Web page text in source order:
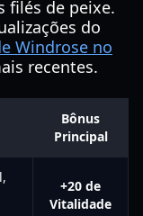
filés de peixe.
do
Windrose no
recentes.
Bônus
Principal
+20 de
Vitalidade